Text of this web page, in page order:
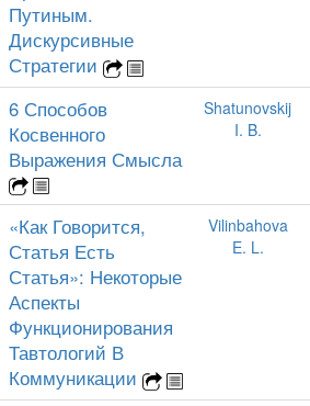
Путиным.
Дискурсивные
Стратегии
6 Способов
Косвенного
Выражения Смысла
Shatunovskij
I. B.
«Как Говорится,
Статья Есть
Статья»: Некоторые
Аспекты
Функционирования
Тавтологий В
Коммуникации
Vilinbahova
E. L.